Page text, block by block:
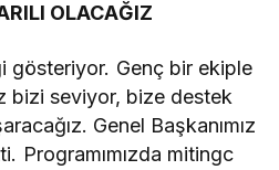
OLACAĞIZ
gösteriyor. Genç bir ekiple
bizi seviyor, bize destek
Genel Başkanımız
Programımızda mitingc